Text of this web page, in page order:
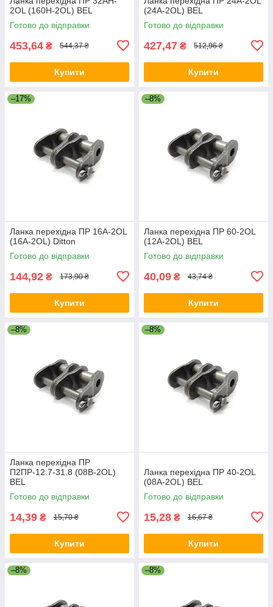
2OL (160H-2OL) BEL
Готово до відправки
453,64 ₴ 544,37 ₴
Купити
(24A-2OL) BEL
Готово до відправки
427,47 ₴ 512,96 ₴
Купити
–17%
Ланка перехідна ПР 16A-2OL
(16A-2OL) Ditton
Готово до відправки
144,92 ₴ 173,90 ₴
Купити
–8%
Ланка перехідна ПР 60-2OL
(12A-2OL) BEL
Готово до відправки
40,09 ₴ 43,74 ₴
Купити
–8%
Ланка перехідна ПР
П2ПР-12.7-31.8 (08B-2OL)
BEL
Готово до відправки
14,39 ₴ 15,70 ₴
Купити
–8%
Ланка перехідна ПР 40-2OL
(08A-2OL) BEL
Готово до відправки
15,28 ₴ 16,67 ₴
Купити
–8% –8%